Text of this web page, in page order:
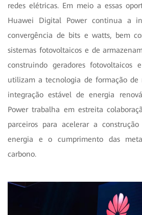
redes elétricas. Em meio a essas
Huawei Digital Power continua a
convergência de bits e watts, bem
sistemas fotovoltaicos e de
construindo geradores fotovoltaicos
utilizam a tecnologia de formação de
integração estável de energia
Power trabalha em estreita
parceiros para acelerar a
energia e o cumprimento das
carbono.